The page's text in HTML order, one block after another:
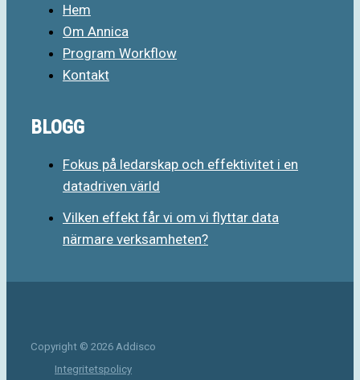
Hem
Om Annica
Program Workflow
Kontakt
BLOGG
Fokus på ledarskap och effektivitet i en
datadriven värld
Vilken effekt får vi om vi flyttar data
närmare verksamheten?
Copyright © 2026 Addisco
Integritetspolicy